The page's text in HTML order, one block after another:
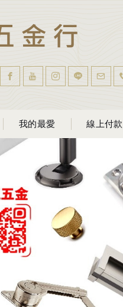
我的最愛 線上付款